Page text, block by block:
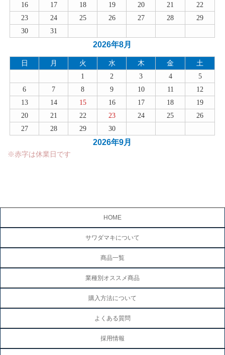
2026年8月
16
17 18 19 20 21
22
23
24 25 26 27 28
29
30
31
2026年9月
日 月 火 水 木 金
土
1
2 3 4
5
6
7 8 9 10 11
12
13
14 15 16 17 18
19
20
21 22 23 24 25
26
27
28 29 30
※赤字は休業日です
HOME
サワダマキについて
商品一覧
業種別オススメ商品
購入方法について
よくある質問
採用情報